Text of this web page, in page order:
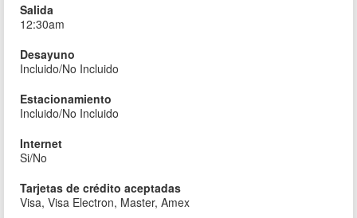
Salida
12:30am
Desayuno
Incluido/No Incluido
Estacionamiento
Incluido/No Incluido
Internet
Si/No
Tarjetas de crédito aceptadas
Visa, Visa Electron, Master, Amex